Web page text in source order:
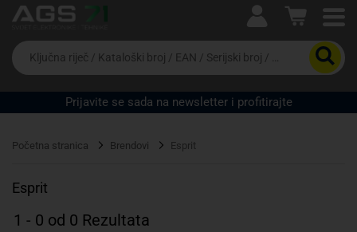
Ova postavka prilagođava asortiman proizvoda i
cijene vašim potrebama.
Da
biste
potražili
proizvod,
unesite
riječ,
EAN
serijski
Prijavite se sada na newsletter i profitirajte
Početna stranica Brendovi Esprit
Esprit
1 - 0 od 0 Rezultata